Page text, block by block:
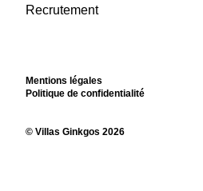
Recrutement
© Villas Ginkgos 2026
Mentions légales
Politique de confidentialité